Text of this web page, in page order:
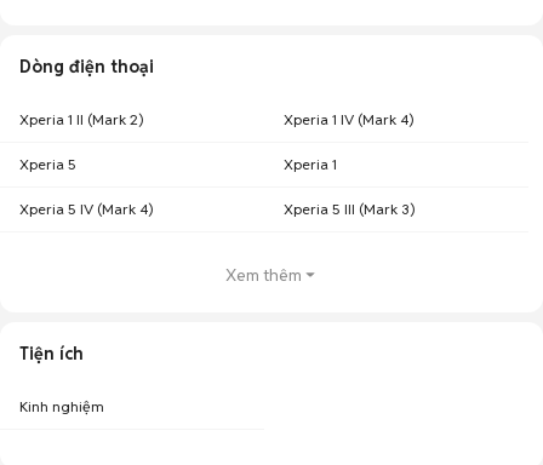
Dòng điện thoại
Xperia 1 II (Mark 2) Xperia 1 IV (Mark 4)
Xperia 5 Xperia 1
Xperia 5 IV (Mark 4) Xperia 5 III (Mark 3)
Xem thêm
Tiện ích
Kinh nghiệm